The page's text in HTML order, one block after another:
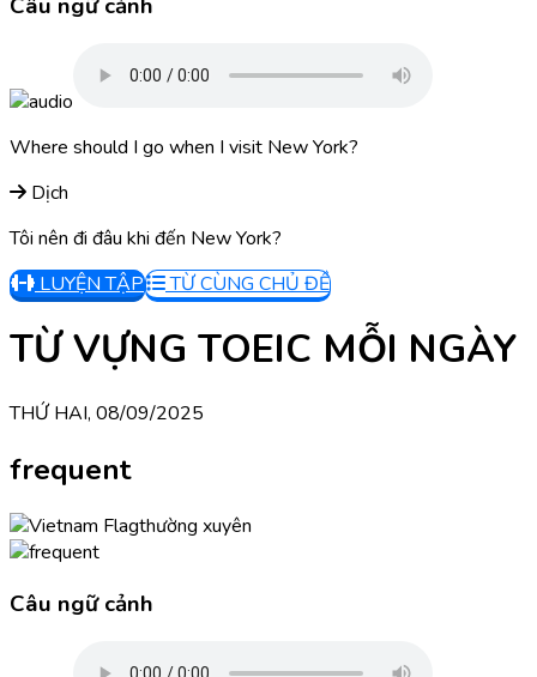
Where should I go when I visit New York?
Dịch
Tôi nên đi đâu khi đến New York?
LUYỆN TẬP
TỪ CÙNG CHỦ ĐỀ
TỪ VỰNG TOEIC MỖI NGÀY
THỨ HAI, 08/09/2025
frequent
thường xuyên
Câu ngữ cảnh